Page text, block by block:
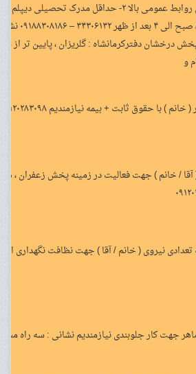
باشد ***
درخشان دفترکرمانشاه : گلریزان ، پایین تر از
و
) با حقوق ثابت + بیمه نیازمندیم ۰۹۱۲۰۲۸۳۰۹۸
آقا / خانم ) جهت فعالیت در زمینه پخش زعفران ،
نیروی ( خانم / آقا ) جهت نظافت نگهداری از
جهت کار جلوبندی نیازمندیم نشانی : سه راه